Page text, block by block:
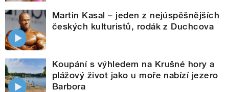
Martin Kasal – jeden z nejúspěšnějších
českých kulturistů, rodák z Duchcova
Koupání s výhledem na Krušné hory a
plážový život jako u moře nabízí jezero
Barbora